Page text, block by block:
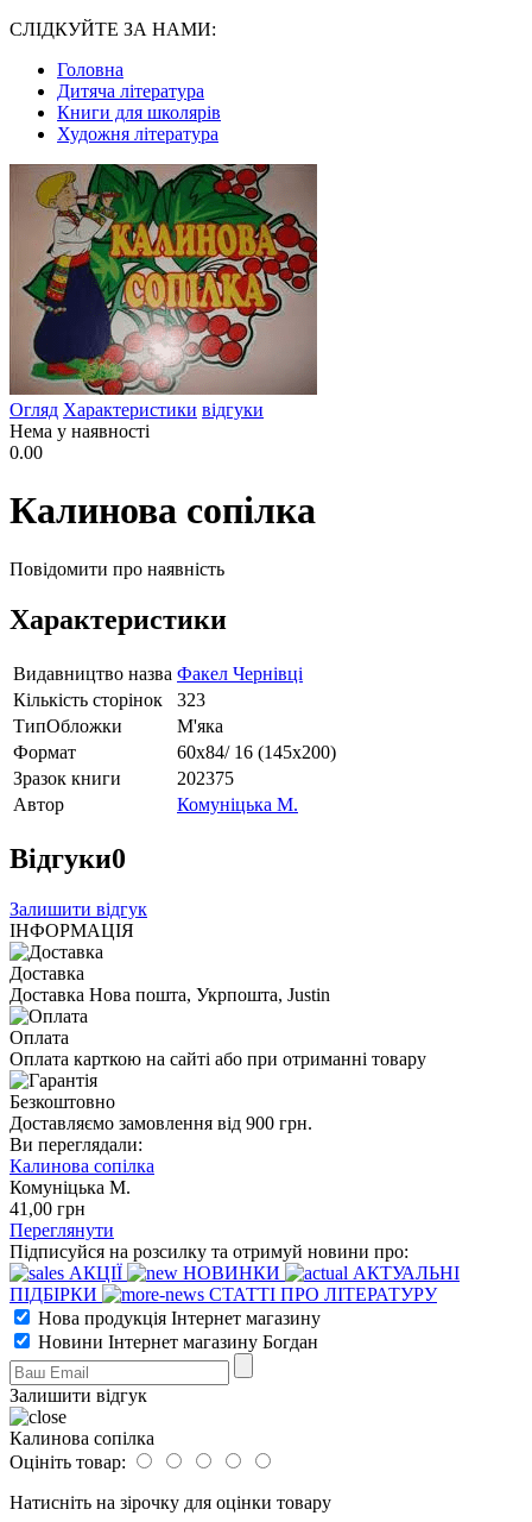
СЛІДКУЙТЕ ЗА НАМИ:
Головна
Дитяча література
Книги для школярів
Художня література
Огляд Характеристики відгуки
Нема у наявності
0.00
Калинова сопілка
Повідомити про наявність
Характеристики
Видавництво назва Факел Чернівці
Кількість сторінок
323
ТипОбложки
М'яка
Формат
60х84/ 16 (145х200)
Зразок книги
202375
Автор
Комуніцька М.
Відгуки0
Залишити відгук
ІНФОРМАЦІЯ
Доставка
Доставка Нова пошта, Укрпошта, Justin
Оплата
Оплата карткою на сайті або при отриманні товару
Безкоштовно
Доставляємо замовлення від 900 грн.
Ви переглядали:
Калинова сопілка
Комуніцька М.
41 ,00 грн
Переглянути
Підписуйся на розсилку та отримуй новини про:
АКЦІЇ
НОВИНКИ
АКТУАЛЬНІ
ПІДБІРКИ
СТАТТІ ПРО ЛІТЕРАТУРУ
Нова продукція Інтернет магазину
Новини Інтернет магазину Богдан
Залишити відгук
Калинова сопілка
Оцініть товар:
Натисніть на зірочку для оцінки товару